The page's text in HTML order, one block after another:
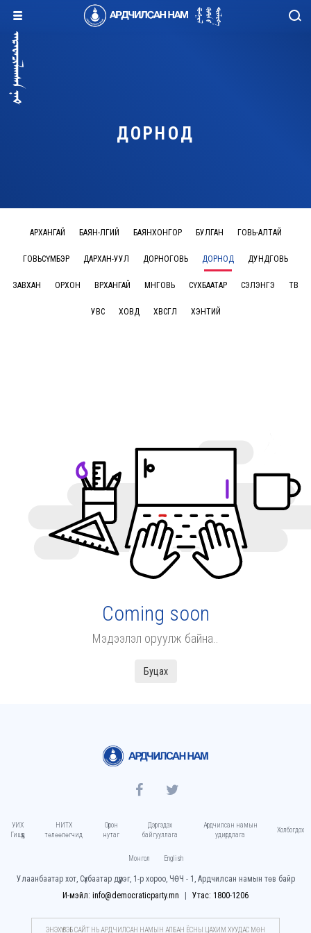
ДОРНОД
АРХАНГАЙ БАЯН-ӨЛГИЙ БАЯНХОНГОР БУЛГАН ГОВЬ-АЛТАЙ
ГОВЬСҮМБЭР ДАРХАН-УУЛ ДОРНОГОВЬ ДОРНОД ДУНДГОВЬ
ЗАВХАН ОРХОН ӨВӨРХАНГАЙ ӨМНӨГОВЬ СҮХБААТАР СЭЛЭНГЭ ТӨВ
УВС ХОВД ХӨВСГӨЛ ХЭНТИЙ
Coming soon
Мэдээлэл оруулж байна..
Буцах
УИХ
Гишүүд
НИТХ
төлөөлөгчид
Орон
нутаг
Дэргэдэх
байгууллага
Ардчилсан намын
удирдлага
Холбогдох
Монгол English
Улаанбаатар хот, Сүхбаатар дүүрэг, 1-р хороо, ЧӨЧ - 1, Ардчилсан намын төв байр
И-мэйл: info@democraticparty.mn
Утас: 1800-1206
ЭНЭХҮҮ ВЭБ САЙТ НЬ АРДЧИЛСАН НАМЫН АЛБАН ЁСНЫ ЦАХИМ ХУУДАC МӨН